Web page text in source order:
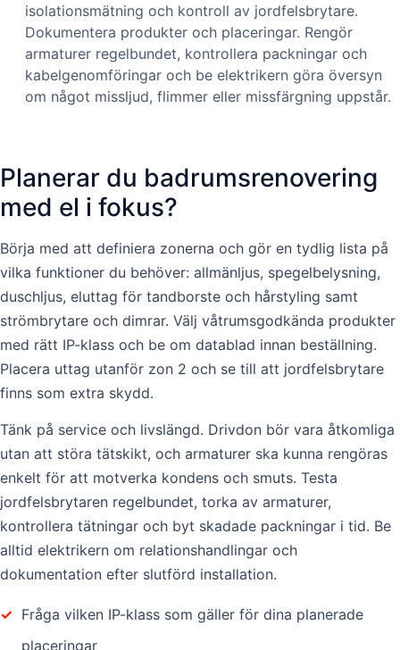
isolationsmätning och kontroll av jordfelsbrytare.
Dokumentera produkter och placeringar. Rengör
armaturer regelbundet, kontrollera packningar och
kabelgenomföringar och be elektrikern göra översyn
om något missljud, flimmer eller missfärgning uppstår.
Planerar du badrumsrenovering
med el i fokus?
Börja med att definiera zonerna och gör en tydlig lista på
vilka funktioner du behöver: allmänljus, spegelbelysning,
duschljus, eluttag för tandborste och hårstyling samt
strömbrytare och dimrar. Välj våtrumsgodkända produkter
med rätt IP-klass och be om datablad innan beställning.
Placera uttag utanför zon 2 och se till att jordfelsbrytare
finns som extra skydd.
Tänk på service och livslängd. Drivdon bör vara åtkomliga
utan att störa tätskikt, och armaturer ska kunna rengöras
enkelt för att motverka kondens och smuts. Testa
jordfelsbrytaren regelbundet, torka av armaturer,
kontrollera tätningar och byt skadade packningar i tid. Be
alltid elektrikern om relationshandlingar och
dokumentation efter slutförd installation.
✓ Fråga vilken IP-klass som gäller för dina planerade
placeringar